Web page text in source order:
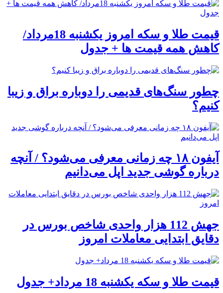
قیمت طلا و سکه امروز یکشنبه 18مرداد/
کاهش همه قیمت ها + جدول
چطور سنگ‌های قدیمی را دوباره براق و زیبا
کنیم؟
آیفون ۱۸ چه زمانی معرفی می‌شود؟ / آنچه
درباره گوشی جدید اپل می‌دانیم
جهش 112 هزار واحدی شاخص بورس در
دقایق ابتدایی معاملات امروز
قیمت طلا و سکه یکشنبه 18 مرداد+ جدول